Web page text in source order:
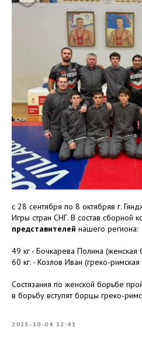
с 28 сентября по 8 октябряв г.
Игры стран СНГ. В состав сборной
представителей нашего региона:
49 кг - Бочкарева Полина (женская
60 кг. - Козлов Иван (греко-
Состязания по женской борьбе
в борьбу вступят борцы греко-
2025-10-04 12:41